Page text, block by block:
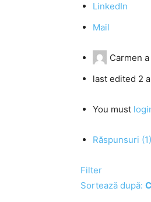
LinkedIn
Mail
Carmen
last edited 2
You must
Răspunsuri (1)
Filter
Sortează după: